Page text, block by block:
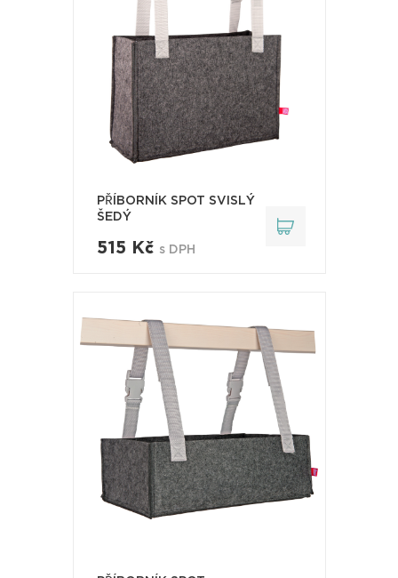
PŘÍBORNÍK SPOT SVISLÝ
ŠEDÝ
515 Kč s DPH